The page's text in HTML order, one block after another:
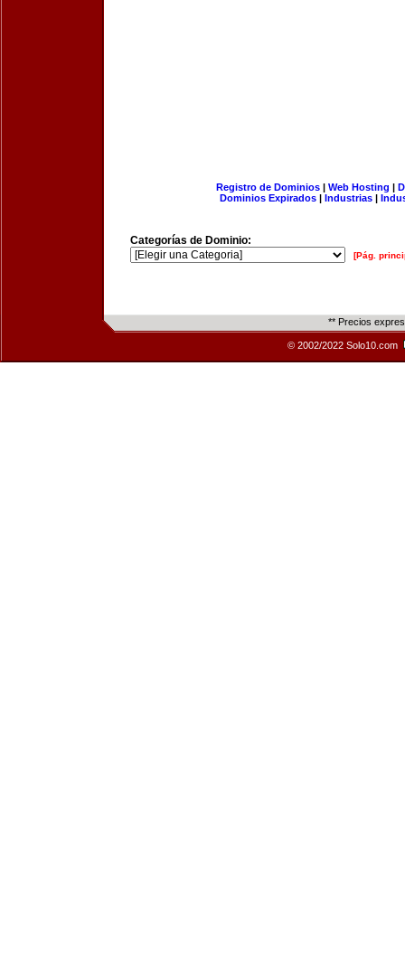
Registro de Dominios| Web Hosting |
Dominios Expirados | Industrias |
Categorías de Dominio:
[Pág.
** Precios
© 2002/2022 Solo10.com